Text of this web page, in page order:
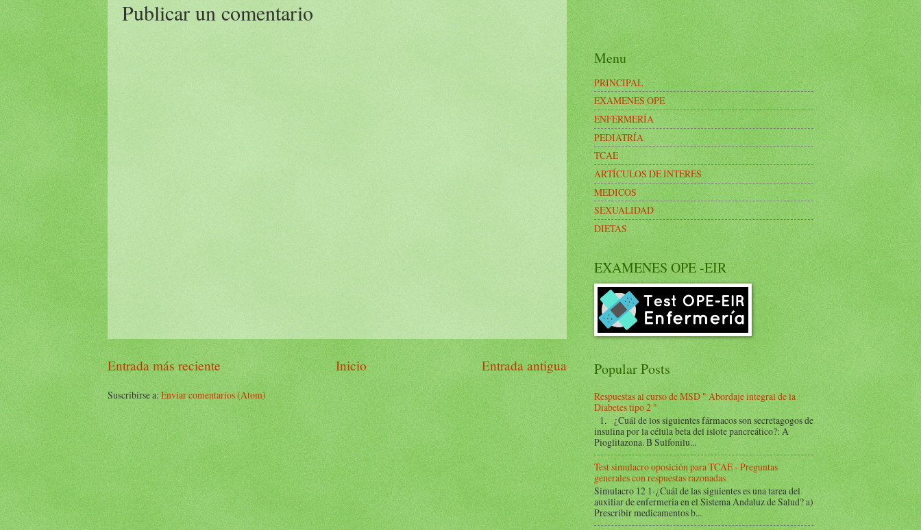
Publicar un comentario
Entrada más reciente Entrada antigua
Inicio
Suscribirse a:Enviar comentarios (Atom)
Menu
PRINCIPAL
EXAMENES OPE
ENFERMERÍA
PEDIATRÍA
TCAE
ARTÍCULOS DE INTERES
MEDICOS
SEXUALIDAD
DIETAS
EXAMENES OPE -EIR
Popular Posts
Respuestas al curso de MSD " Abordaje integral de la
Diabetes tipo 2 "
1. ¿Cuál de los siguientes fármacos son secretagogos de
insulina por la célula beta del islote pancreático?: A
Pioglitazona. B Sulfonilu...
Test simulacro oposición para TCAE - Preguntas
generales con respuestas razonadas
Simulacro 12 1-¿Cuál de las siguientes es una tarea del
auxiliar de enfermería en el Sistema Andaluz de Salud? a)
Prescribir medicamentos b...